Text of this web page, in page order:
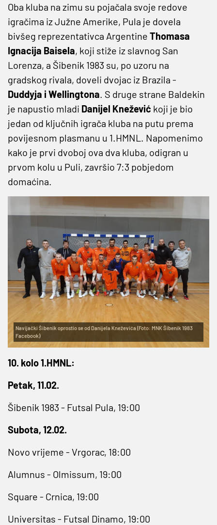
Oba kluba na zimu su pojačala svoje redove
igračima iz Južne Amerike, Pula je dovela
bivšeg reprezentativca Argentine Thomasa
Ignacija Baisela, koji stiže iz slavnog San
Lorenza, a Šibenik 1983 su, po uzoru na
gradskog rivala, doveli dvojac iz Brazila -
Duddyja i Wellingtona. S druge strane Baldekin
je napustio mladi Danijel Knežević koji je bio
jedan od ključnih igrača kluba na putu prema
povijesnom plasmanu u 1.HMNL. Napomenimo
kako je prvi dvoboj ova dva kluba, odigran u
prvom kolu u Puli, završio 7:3 pobjedom
domaćina.
Navijački Šibenik oprostio se od Danijela Kneževića (Foto: MNK Šibenik 1983
Facebook)
10. kolo 1.HMNL:
Petak, 11.02.
Šibenik 1983 - Futsal Pula, 19:00
Subota, 12.02.
Novo vrijeme - Vrgorac, 18:00
Alumnus - Olmissum, 19:00
Square - Crnica, 19:00
Universitas - Futsal Dinamo, 19:00